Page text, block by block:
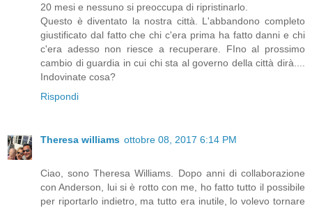
20 mesi e nessuno si preoccupa di ripristinarlo.
Questo è diventato la nostra città. L'abbandono completo
giustificato dal fatto che chi c'era prima ha fatto danni e chi
c'era adesso non riesce a recuperare. FIno al prossimo
cambio di guardia in cui chi sta al governo della città dirà....
Indovinate cosa?
Rispondi
Theresa williams ottobre 08, 2017 6:14 PM
Ciao, sono Theresa Williams. Dopo anni di collaborazione
con Anderson, lui si è rotto con me, ho fatto tutto il possibile
per riportarlo indietro, ma tutto era inutile, lo volevo tornare